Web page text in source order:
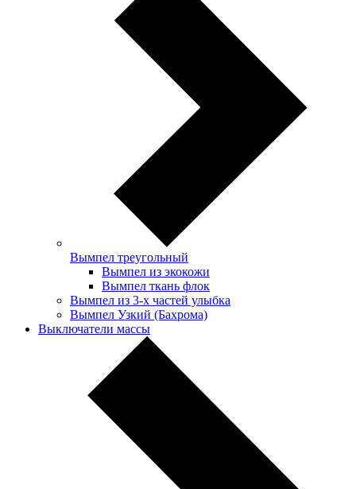
Вымпел треугольный
Вымпел из экокожи
Вымпел ткань флок
Вымпел из 3-х частей улыбка
Вымпел Узкий (Бахрома)
Выключатели массы